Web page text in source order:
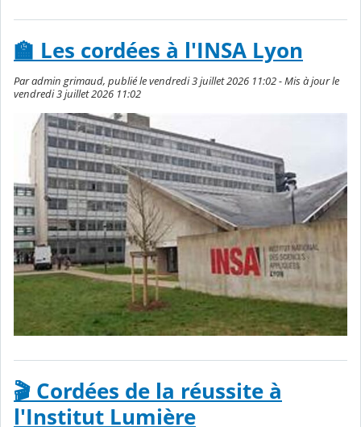
🏫 Les cordées à l'INSA Lyon
Par admin grimaud, publié le vendredi 3 juillet 2026 11:02 - Mis à jour le
vendredi 3 juillet 2026 11:02
🎬 Cordées de la réussite à
l'Institut Lumière